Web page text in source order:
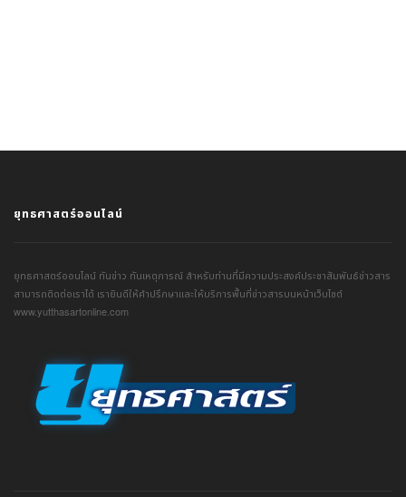
ยุทธศาสตร์ออนไลน์
ยุทธศาสตร์ออนไลน์ ทันข่าว ทันเหตุการณ์ สำหรับท่านที่มีความประสงค์ประชาสัมพันธ์ข่าวสาร
สามารถติดต่อเราได้ เรายินดีให้คำปรึกษาและให้บริการพื้นที่ข่าวสารบนหน้าเว็บไซต์
www.yutthasartonline.com